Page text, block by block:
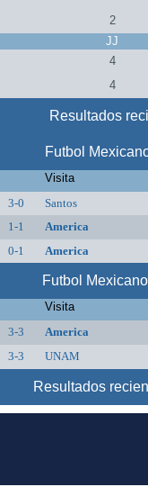
2
JJ
4
4
Resultados
Futbol
Visita
3-0 Santos
1-1 America
0-1 America
Futbol
Visita
3-3 America
3-3 UNAM
Resultados